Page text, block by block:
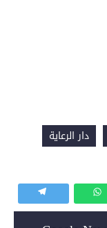
دار الرعاية